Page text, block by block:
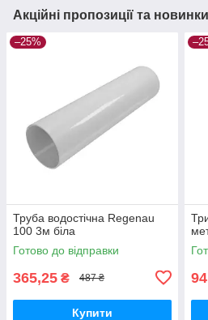
Акційні пропозиції та новинки
–25%
Труба водостічна Regenau
100 3м біла
Готово до відправки
365,25 ₴ 487 ₴
Купити